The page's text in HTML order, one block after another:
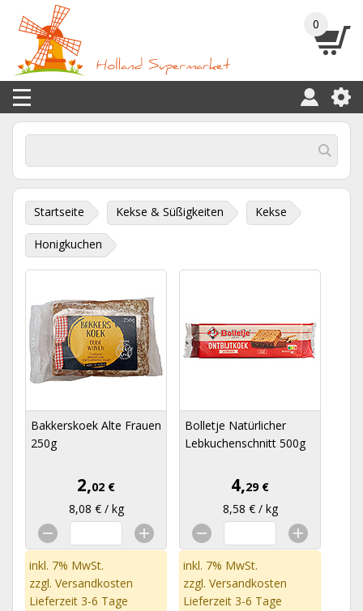
0
Startseite Kekse & Süßigkeiten Kekse
Honigkuchen
Bakkerskoek Alte Frauen
250g
2,02 €
8,08 € / kg
inkl. 7% MwSt.
zzgl. Versandkosten
Lieferzeit 3-6 Tage
Bolletje Natürlicher
Lebkuchenschnitt 500g
4,29 €
8,58 € / kg
inkl. 7% MwSt.
zzgl. Versandkosten
Lieferzeit 3-6 Tage